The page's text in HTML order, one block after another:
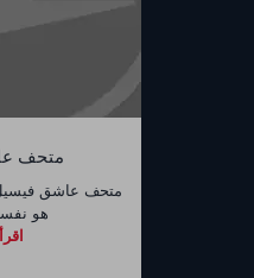
متحف
متحف عاشق
هو